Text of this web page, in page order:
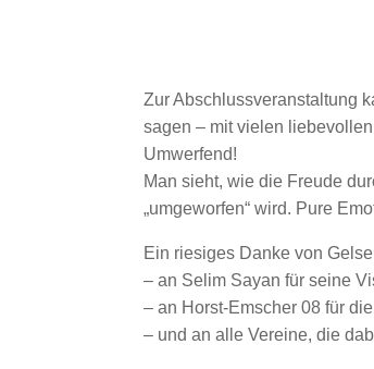
Zur Abschlussveranstaltung
sagen – mit vielen
Umwerfend!
Man sieht, wie die Freude
„umgeworfen“ wird. Pure
Ein riesiges Danke von
– an Selim Sayan für seine
– an Horst-Emscher 08 für
– und an alle Vereine, die